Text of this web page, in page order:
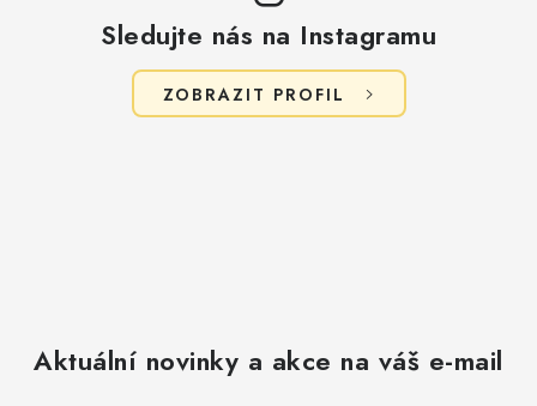
Sledujte nás na Instagramu
ZOBRAZIT PROFIL
Aktuální novinky a akce na váš e-mail